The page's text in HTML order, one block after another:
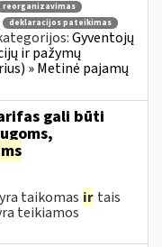
reorganizavimas
deklaracijos pateikimas
Gyventojų
ir pažymų
» Metinė pajamų
gali būti
taikomas ir tais
teikiamos